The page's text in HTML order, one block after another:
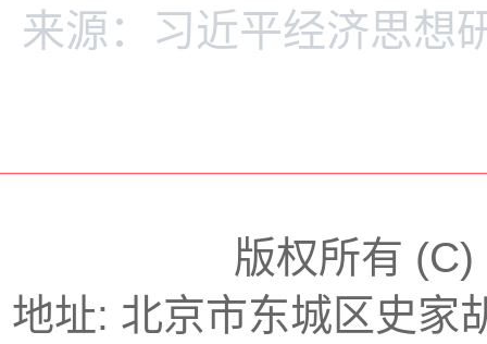
来源：习近平经济思想
版权所有
地址: 北京市东城区